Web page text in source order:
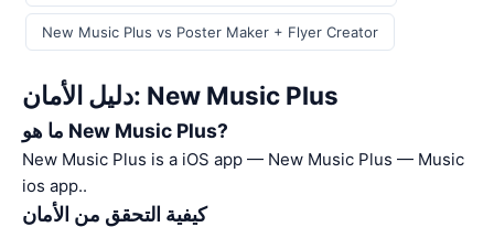
New Music Plus vs Poster Maker + Flyer Creator
دليل الأمان: New Music Plus
ما هو New Music Plus?
New Music Plus is a iOS app — New Music Plus — Music
ios app..
كيفية التحقق من الأمان